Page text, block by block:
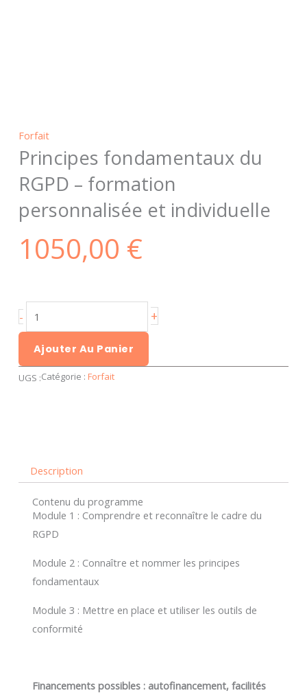
Forfait
Principes fondamentaux du
RGPD – formation
personnalisée et individuelle
1050,00 €
-
de
Principes
fondamentaux
du
et
individuelle
+
Ajouter Au Panier
UGS :Catégorie : Forfait
Description
Contenu du programme
Module 1 : Comprendre et reconnaître le cadre du
RGPD
Module 2 : Connaître et nommer les principes
fondamentaux
Module 3 : Mettre en place et utiliser les outils de
conformité
Financements possibles : autofinancement, facilités